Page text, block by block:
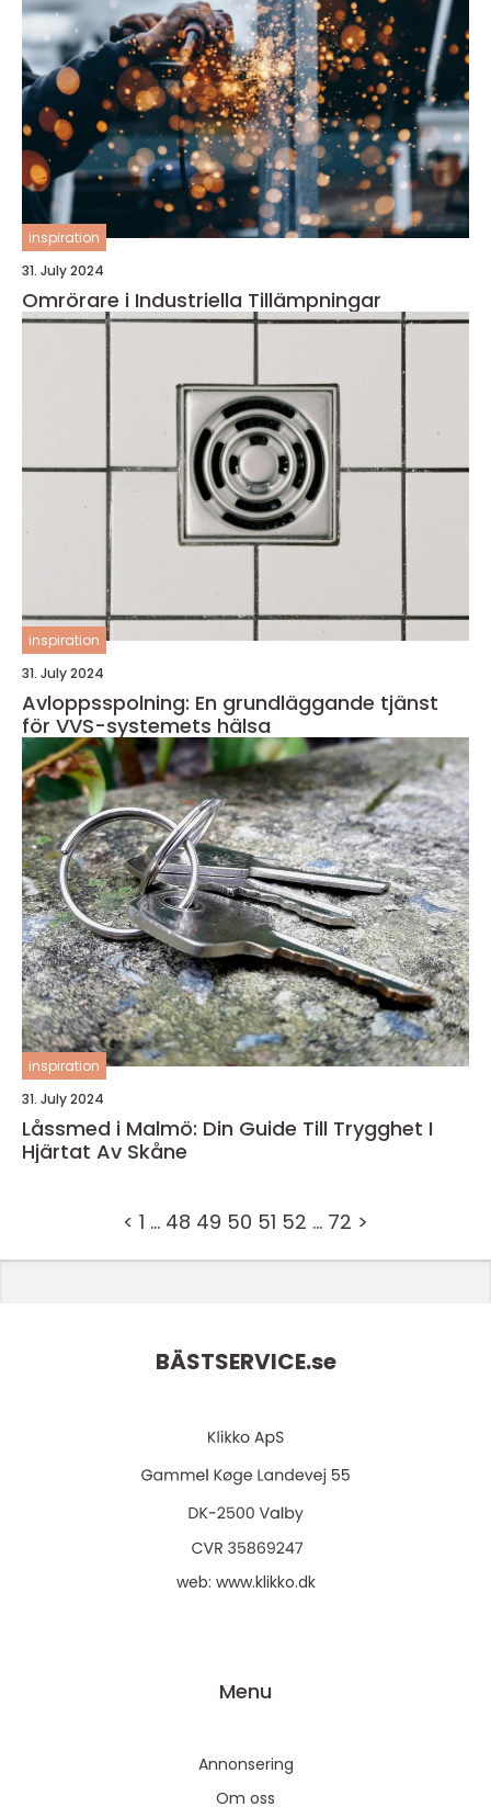
inspiration
31. July 2024
Omrörare i Industriella Tillämpningar
inspiration
31. July 2024
Avloppsspolning: En grundläggande tjänst
för VVS-systemets hälsa
inspiration
31. July 2024
Låssmed i Malmö: Din Guide Till Trygghet I
Hjärtat Av Skåne
< 1 … 48 49 50 51 52 … 72 >
BÄSTSERVICE.se
web: www.klikko.dk
Menu
Annonsering
Om oss